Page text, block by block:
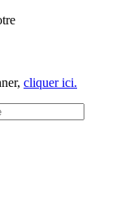
cliquer ici.